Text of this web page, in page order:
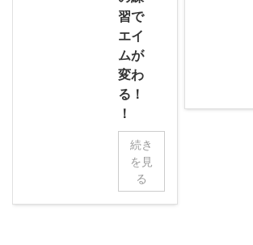
習で
エイ
ムが
変わ
る！
！
続き
を見
る